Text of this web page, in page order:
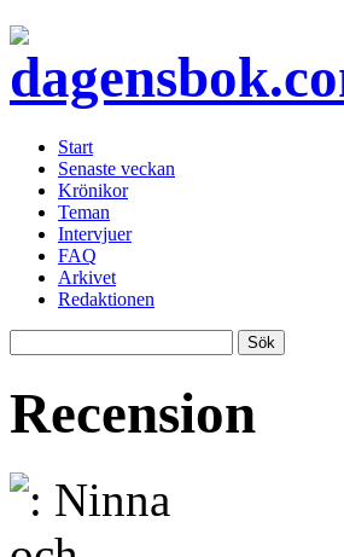
Start
Senaste veckan
Krönikor
Teman
Intervjuer
FAQ
Arkivet
Redaktionen
Recension